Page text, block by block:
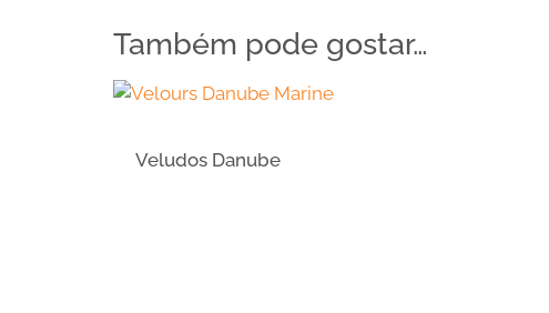
Também pode gostar…
Veludos Danube